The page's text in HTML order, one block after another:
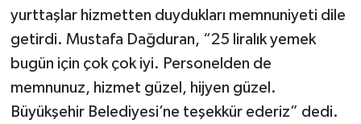
yurttaşlar hizmetten duydukları memnuniyeti dile
getirdi. Mustafa Dağduran, “25 liralık yemek
bugün için çok çok iyi. Personelden de
memnunuz, hizmet güzel, hijyen güzel.
Büyükşehir Belediyesi’ne teşekkür ederiz” dedi.